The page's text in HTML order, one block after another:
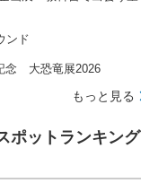
ンド
念 大恐竜展2026
もっと見る
ポットランキング